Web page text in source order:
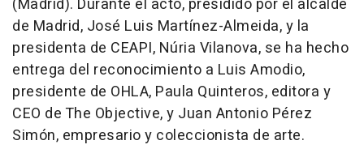
(Madrid). Durante el acto, presidido por el alcalde
de Madrid, José Luis Martínez-Almeida, y la
presidenta de CEAPI, Núria Vilanova, se ha hecho
entrega del reconocimiento a Luis Amodio,
presidente de OHLA, Paula Quinteros, editora y
CEO de The Objective, y Juan Antonio Pérez
Simón, empresario y coleccionista de arte.